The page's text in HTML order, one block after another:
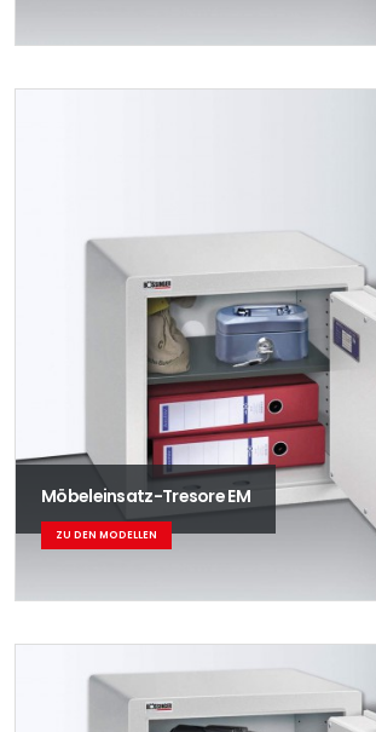
Möbeleinsatz-Tresore EM
ZU DEN MODELLEN